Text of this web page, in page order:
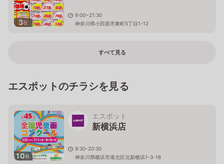
3枚
9:00~21:30
神奈川県小田原市東町5丁目1-12
すべて見る
エスポットのチラシを見る
10枚
エスポット
新横浜店
9:30-20:30
神奈川県横浜市港北区北新横浜1-3-16